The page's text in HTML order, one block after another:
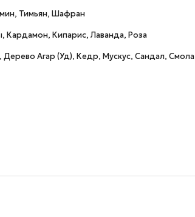
Тимьян, Шафран
Кардамон, Кипарис, Лаванда, Роза
Дерево Агар (Уд), Кедр, Мускус, Сандал, Смола